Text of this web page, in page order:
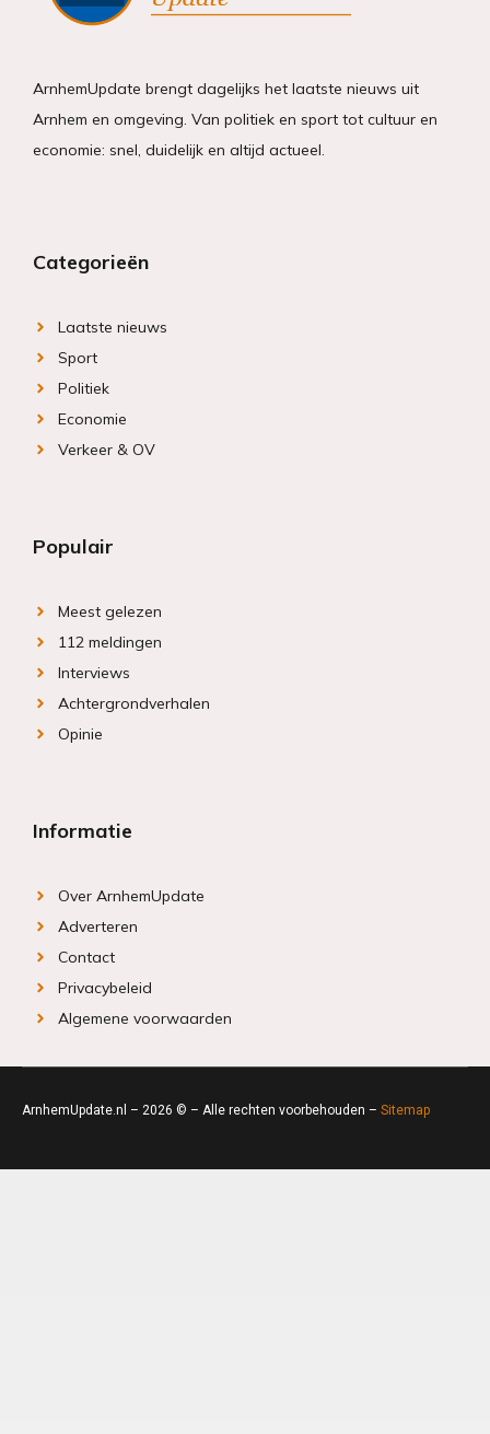
ArnhemUpdate brengt dagelijks het laatste nieuws uit
Arnhem en omgeving. Van politiek en sport tot cultuur en
economie: snel, duidelijk en altijd actueel.
Categorieën
Laatste nieuws
Sport
Politiek
Economie
Verkeer & OV
Populair
Meest gelezen
112 meldingen
Interviews
Achtergrondverhalen
Opinie
Informatie
Over ArnhemUpdate
Adverteren
Contact
Privacybeleid
Algemene voorwaarden
ArnhemUpdate.nl – 2026 © – Alle rechten voorbehouden – Sitemap